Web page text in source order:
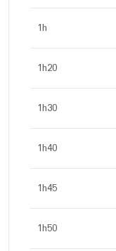
1h
1h20
1h30
1h40
1h45
1h50